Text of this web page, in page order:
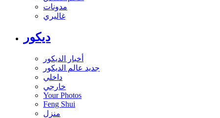
مدونات
غاليري
ديكور
أخبار الديكور
جديد عالم الديكور
داخلي
خارجي
Your Photos
Feng Shui
منزل